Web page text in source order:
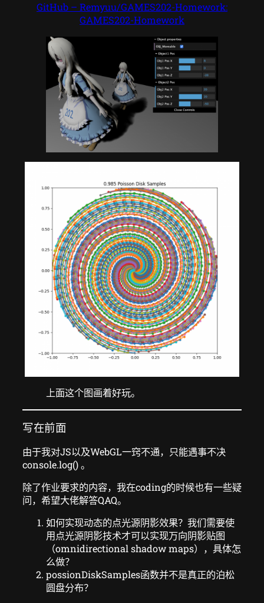
GitHub – Remyuu/GAMES202-Homework:
GAMES202-Homework​
上面这个图画着好玩。
写在前面
由于我对JS以及WebGL一窍不通，只能遇事不决
console.log() 。
除了作业要求的内容，我在coding的时候也有一些疑
问，希望大佬解答QAQ。
如何实现动态的点光源阴影效果？我们需要使
用点光源阴影技术才可以实现万向阴影贴图
（omnidirectional shadow maps），具体怎
么做？
possionDiskSamples函数并不是真正的泊松
圆盘分布？